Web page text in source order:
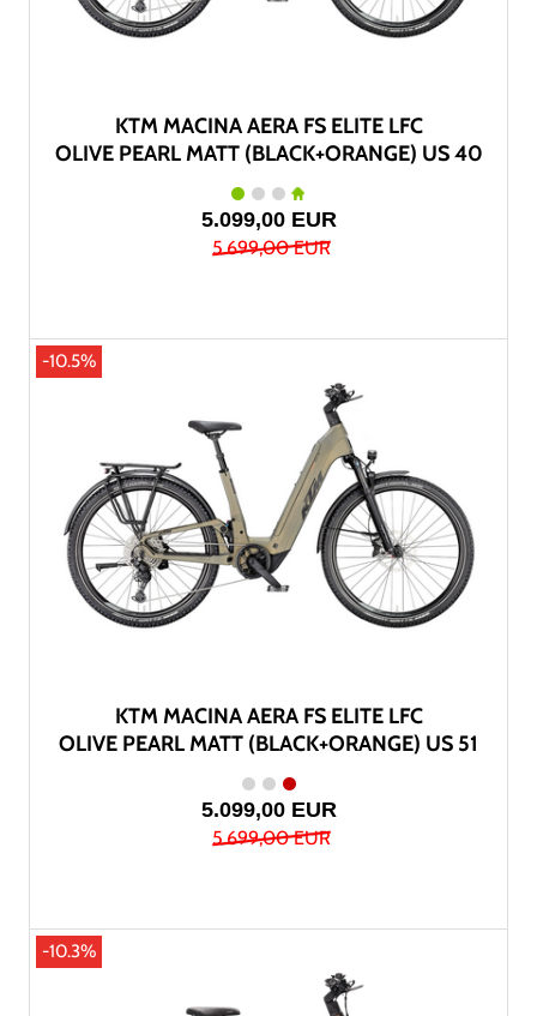
KTM MACINA AERA FS ELITE LFC
OLIVE PEARL MATT (BLACK+ORANGE) US 40
5.099,00 EUR
5.699,00 EUR
-10.5%
KTM MACINA AERA FS ELITE LFC
OLIVE PEARL MATT (BLACK+ORANGE) US 51
5.099,00 EUR
5.699,00 EUR
-10.3%